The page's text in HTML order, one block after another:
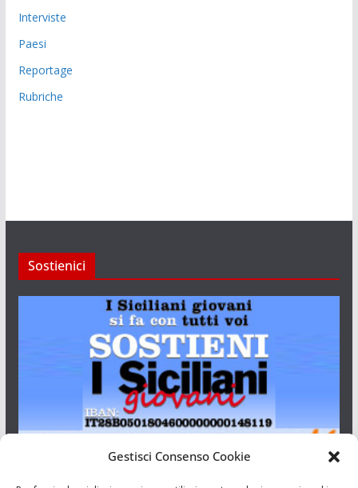
Gestisci Consenso Cookie
Interviste
Paesi
Reportage
Rubriche
Sostienici